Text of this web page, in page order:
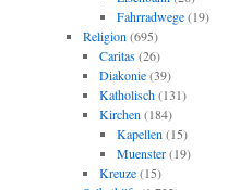
Fahrradwege(19)
Religion (695)
Caritas(26)
Diakonie(39)
Katholisch(131)
Kirchen (184)
Kapellen (15)
Muenster(19)
Kreuze(15)